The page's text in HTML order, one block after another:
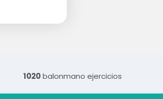
1020balonmano ejercicios